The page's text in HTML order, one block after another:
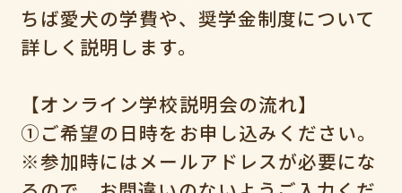
ちば愛犬の学費や、奨学金制度について
詳しく説明します。
【オンライン学校説明会の流れ】
①ご希望の日時をお申し込みください。
※参加時にはメールアドレスが必要にな